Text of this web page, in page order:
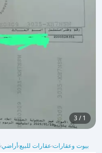
1 / 3
بيوت وعقارات›عقارات للبيع›أراضي›